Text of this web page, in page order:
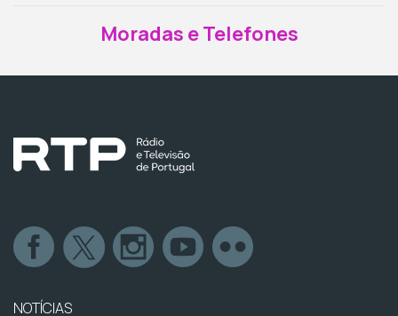
Moradas e Telefones
NOTÍCIAS